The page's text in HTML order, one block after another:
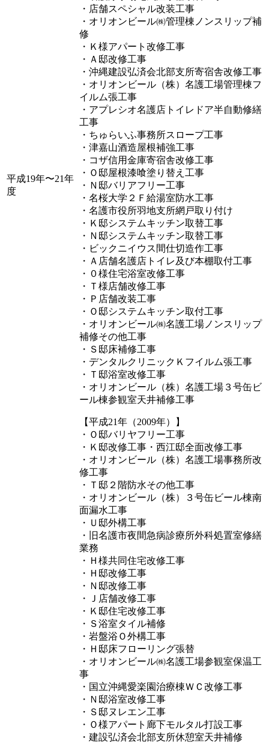
平成19年〜21年
度
・店舗スペシャル改装工事
・オリオンビール㈱管理棟ノンスリップ補
修
・Ｋ様アパート改修工事
・Ａ邸改修工事
・沖縄建設弘済会北部支所寄宿舎改修工事
・オリオンビール（株）名護工場管理棟フ
イルム張工事
・アプレシオ名護店トイレドア半自動修繕
工事
・ちゅらいふ事務所スロープ工事
・津嘉山酒造屋根補強工事
・コザ信用金庫寄宿舎改修工事
・Ｏ邸屋根漆喰塗り替え工事
・Ｎ邸バリアフリー工事
・名桜大学２Ｆ給湯室防水工事
・名護市役所羽地支所網戸取り付け
・Ｋ邸システムキッチン取替工事
・Ｎ邸システムキッチン取替工事
・ビックニイウス間仕切造作工事
・Ａ店舗名護店トイレ及び本棚取付工事
・０様住宅浴室改修工事
・Ｔ様店舗改修工事
・Ｐ店舗改装工事
・Ｏ邸システムキッチン取付工事
・オリオンビール㈱名護工場ノンスリップ
補修その他工事
・Ｓ邸床補修工事
・デンタルクリニックＫフイルム張工事
・Ｔ邸浴室改修工事
・オリオンビール（株）名護工場３号缶ビ
ール棟参観室天井補修工事
【平成21年（2009年）】
・Ｏ邸バリヤフリー工事
・Ｋ邸改修工事・西江邸全面改修工事
・オリオンビール（株）名護工場事務所改
修工事
・Ｔ邸２階防水その他工事
・オリオンビール（株）３号缶ビール棟南
面漏水工事
・Ｕ邸外構工事
・旧名護市夜間急病診療所外科処置室修繕
業務
・Ｈ様共同住宅改修工事
・Ｈ邸改修工事
・Ｎ邸改修工事
・Ｊ店舗改修工事
・Ｋ邸住宅改修工事
・Ｓ浴室タイル補修
・岩盤浴Ｏ外構工事
・Ｈ邸床フローリング張替
・オリオンビール㈱名護工場参観室保温工
事
・国立沖縄愛楽園治療棟ＷＣ改修工事
・Ｎ邸浴室改修工事
・Ｓ邸ヌレエン工事
・Ｏ様アパート廊下モルタル打設工事
・建設弘済会北部支所休憩室天井補修